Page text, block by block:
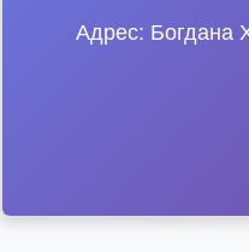
Адрес: Богдана